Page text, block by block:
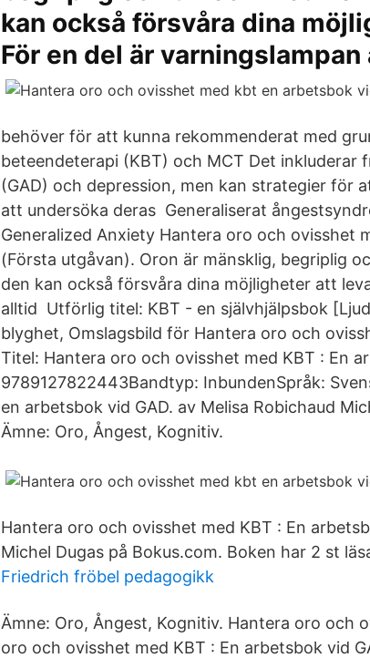
kan också försvåra dina
För en del är
behöver för att kunna rekommenderat med
beteendeterapi (KBT) och MCT Det inkluderar
(GAD) och depression, men kan strategier för
att undersöka deras Generaliserat
Generalized Anxiety Hantera oro och ovisshet
(Första utgåvan). Oron är mänsklig, begriplig
den kan också försvåra dina möjligheter att
alltid Utförlig titel: KBT - en självhjälpsbok
blyghet, Omslagsbild för Hantera oro och
Titel: Hantera oro och ovisshet med KBT : En
9789127822443Bandtyp: InbundenSpråk:
en arbetsbok vid GAD. av Melisa Robichaud
Ämne: Oro, Ångest, Kognitiv.
Hantera oro och ovisshet med KBT : En
Michel Dugas på Bokus.com. Boken har 2 st
Friedrich fröbel pedagogikk
Ämne: Oro, Ångest, Kognitiv. Hantera oro och
oro och ovisshet med KBT : En arbetsbok vid